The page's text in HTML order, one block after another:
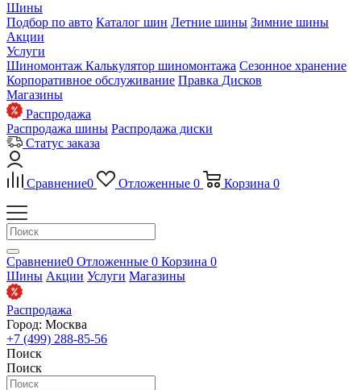
Шины
Подбор по авто Каталог шин Летние шины Зимние шины
Акции
Услуги
Шиномонтаж Калькулятор шиномонтажа Сезонное хранение
Корпоративное обслуживание Правка Дисков
Магазины
Распродажа
Распродажа шины Распродажа диски
Статус заказа
Сравнение0 Отложенные 0 Корзина 0
Сравнение0 Отложенные 0 Корзина 0
Шины Акции Услуги Магазины
Распродажа
Город: Москва
+7 (499) 288-85-56
Поиск
Поиск